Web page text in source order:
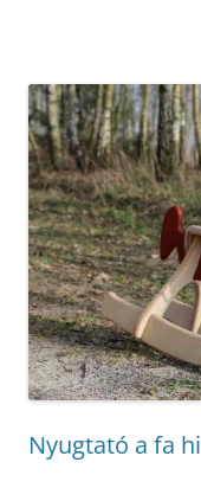
Nyugtató a fa